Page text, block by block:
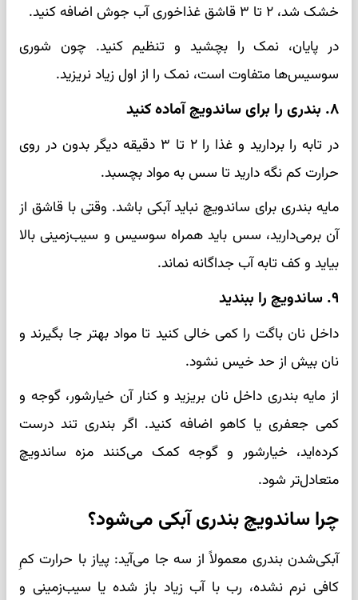
خشک شد، ۲ تا ۳ قاشق غذاخوری آب جوش اضافه کنید.
در پایان، نمک را بچشید و تنظیم کنید. چون شوری
سوسیس‌ها متفاوت است، نمک را از اول زیاد نریزید.
۸. بندری را برای ساندویچ آماده کنید
در تابه را بردارید و غذا را ۲ تا ۳ دقیقه دیگر بدون در روی
حرارت کم نگه دارید تا سس به مواد بچسبد.
مایه بندری برای ساندویچ نباید آبکی باشد. وقتی با قاشق از
آن برمی‌دارید، سس باید همراه سوسیس و سیب‌زمینی بالا
بیاید و کف تابه آب جداگانه نماند.
۹. ساندویچ را ببندید
داخل نان باگت را کمی خالی کنید تا مواد بهتر جا بگیرند و
نان بیش از حد خیس نشود.
از مایه بندری داخل نان بریزید و کنار آن خیارشور، گوجه و
کمی جعفری یا کاهو اضافه کنید. اگر بندری تند درست
کرده‌اید، خیارشور و گوجه کمک می‌کنند مزه ساندویچ
متعادل‌تر شود.
چرا ساندویچ بندری آبکی می‌شود؟
آبکی‌شدن بندری معمولاً از سه جا می‌آید: پیاز با حرارت کمِ
کافی نرم نشده، رب با آب زیاد باز شده یا سیب‌زمینی و